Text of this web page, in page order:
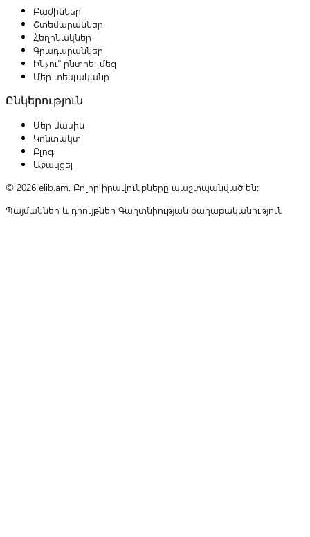
Բաժիններ
Շտեմարաններ
Հեղինակներ
Գրադարաններ
Ինչու՞ ընտրել մեզ
Մեր տեսլականը
Ընկերություն
Մեր մասին
Կոնտակտ
Բլոգ
Աջակցել
© 2026 elib.am. Բոլոր իրավունքները պաշտպանված են:
Պայմաններ և դրույթներ Գաղտնիության քաղաքականություն